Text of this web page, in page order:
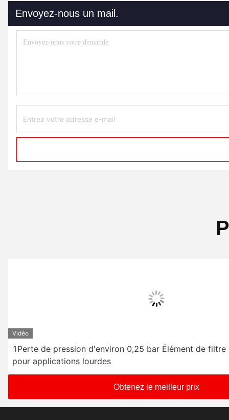
Envoyez-nous un mail.
Vidéo
1Perte de pression d'environ 0,25 bar Élément de
pour applications lourdes
Obtenez le meilleur prix